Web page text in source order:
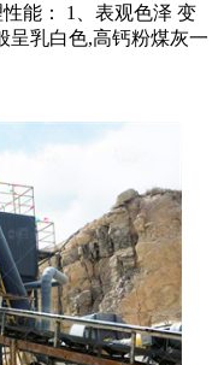
能： 1、表观色泽 变
呈乳白色,高钙粉煤灰一